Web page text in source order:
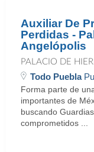
Auxiliar De
Perdidas -
Angelópolis
PALACIO DE
Todo Puebla
Forma parte de
importantes de
buscando
comprometidos ...